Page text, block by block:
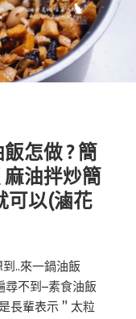
怎做 ? 簡
油拌炒簡
可以(滷花
..來一鍋油飯
尋不到–素食油飯
長輩表示＂太粒